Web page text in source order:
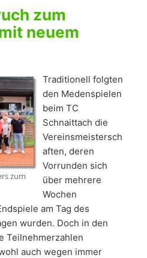
zum
neuem
zum
Traditionell folgten
den Medenspielen
beim TC
Schnaittach die
Vereinsmeistersch
aften, deren
Vorrunden sich
über mehrere
Wochen
am Tag des
wurden. Doch in den
Teilnehmerzahlen
auch wegen immer